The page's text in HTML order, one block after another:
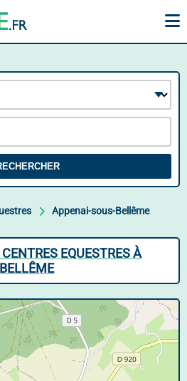
Appenai-sous-Bellême
EQUESTRES À